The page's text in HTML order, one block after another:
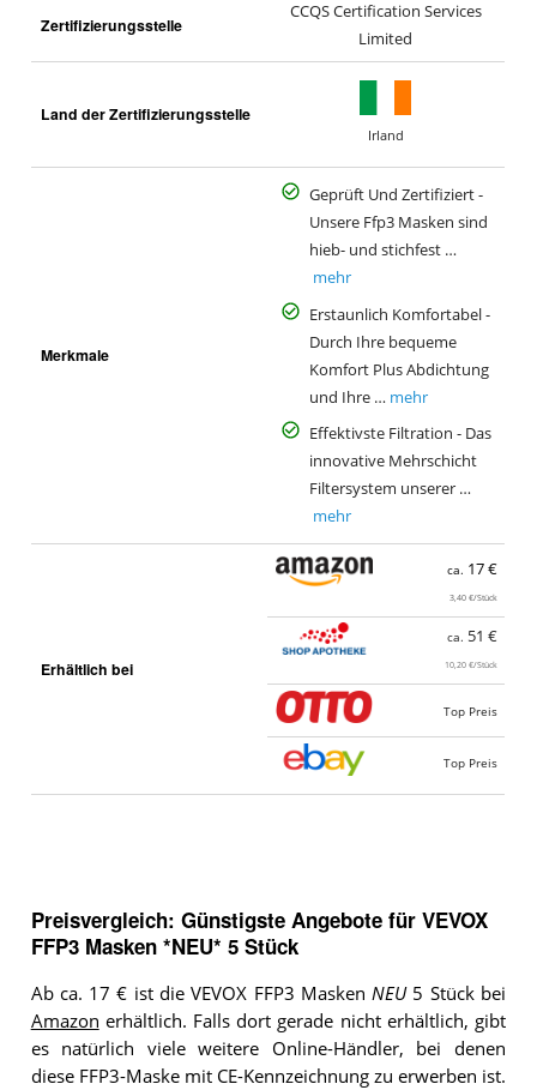
Zertifizierungsstelle
CCQS Certification Services
Limited
Land der Zertifizierungsstelle
Irland
Merkmale
Geprüft Und Zertifiziert -
Unsere Ffp3 Masken sind
hieb- und stichfest …
mehr
Erstaunlich Komfortabel -
Durch Ihre bequeme
Komfort Plus Abdichtung
und Ihre … mehr
Effektivste Filtration - Das
innovative Mehrschicht
Filtersystem unserer …
mehr
Erhältlich bei
ca. 17 €
3,40 €/Stück
ca. 51 €
10,20 €/Stück
Top Preis
Top Preis
Preisvergleich: Günstigste Angebote für VEVOX
FFP3 Masken *NEU* 5 Stück
Ab ca. 17 € ist die VEVOX FFP3 MaskenNEU5 Stück bei
Amazon erhältlich. Falls dort gerade nicht erhältlich, gibt
es natürlich viele weitere Online-Händler, bei denen
diese FFP3-Maske mit CE-Kennzeichnung zu erwerben ist.